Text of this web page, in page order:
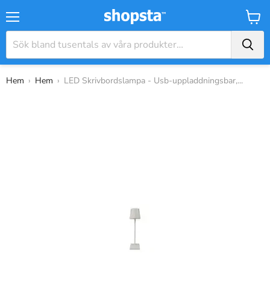
Hem › Hem › LED Skrivbordslampa - Usb-uppladdningsbar,...